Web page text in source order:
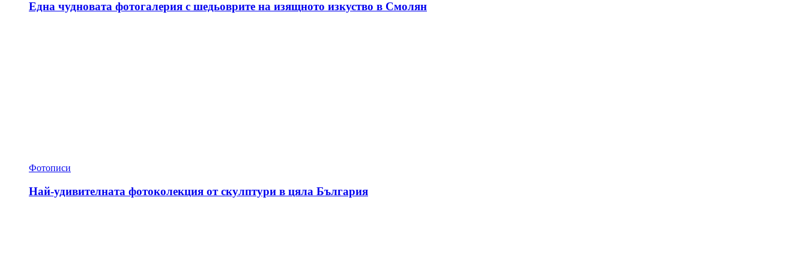
Една чудновата фотогалерия с шедьоврите на изящното изкуство в Смолян
Фотописи
Най-удивителната фотоколекция от скулптури в цяла България